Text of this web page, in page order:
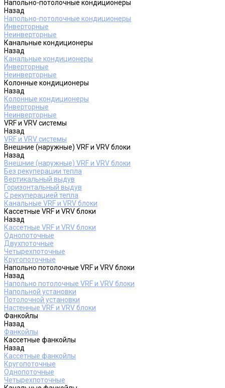
Напольно-потолочные кондиционеры
Назад
Напольно-потолочные кондиционеры
Инверторные
Неинверторные
Канальные кондиционеры
Назад
Канальные кондиционеры
Инверторные
Неинверторные
Колонные кондиционеры
Назад
Колонные кондиционеры
Инверторные
Неинверторные
VRF и VRV системы
Назад
VRF и VRV системы
Внешние (наружные) VRF и VRV блоки
Назад
Внешние (наружные) VRF и VRV блоки
Без рекуперации тепла
Вертикальный выдув
Горизонтальный выдув
С рекуперацией тепла
Канальные VRF и VRV блоки
Кассетные VRF и VRV блоки
Назад
Кассетные VRF и VRV блоки
Однопоточные
Двухпоточные
Четырехпоточные
Кругопоточные
Напольно потолочные VRF и VRV блоки
Назад
Напольно потолочные VRF и VRV блоки
Напольной установки
Потолочной установки
Настенные VRF и VRV блоки
Фанкойлы
Назад
Фанкойлы
Кассетные фанкойлы
Назад
Кассетные фанкойлы
Кругопоточные
Однопоточные
Четырехпоточные